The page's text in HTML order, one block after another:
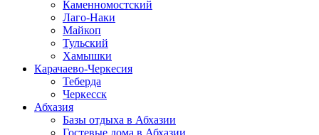
Каменномостский
Лаго-Наки
Майкоп
Тульский
Хамышки
Карачаево-Черкесия
Теберда
Черкесск
Абхазия
Базы отдыха в Абхазии
Гостевые дома в Абхазии